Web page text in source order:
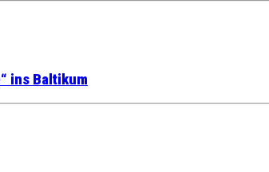
ins Baltikum